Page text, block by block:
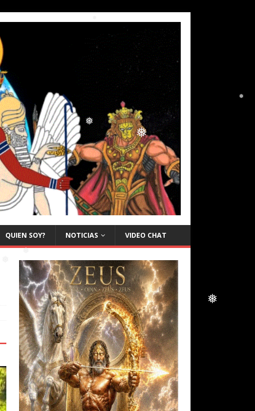
❅
❅
❅
QUIEN SOY? NOTICIAS VIDEO CHAT